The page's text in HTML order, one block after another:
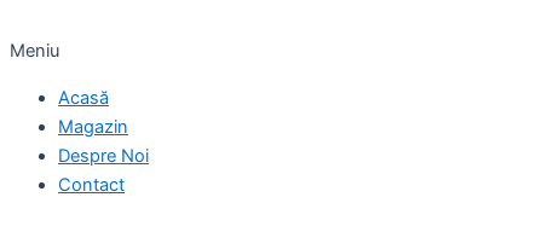
Meniu
Acasă
Magazin
Despre Noi
Contact